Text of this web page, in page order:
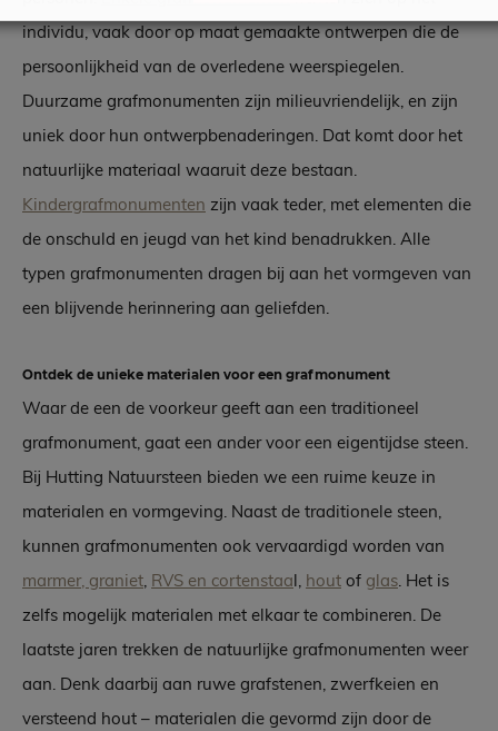
individu, vaak door op maat gemaakte ontwerpen die de
persoonlijkheid van de overledene weerspiegelen.
Duurzame grafmonumenten zijn milieuvriendelijk, en zijn
uniek door hun ontwerpbenaderingen. Dat komt door het
natuurlijke materiaal waaruit deze bestaan.
Kindergrafmonumenten zijn vaak teder, met elementen die
de onschuld en jeugd van het kind benadrukken. Alle
typen grafmonumenten dragen bij aan het vormgeven van
een blijvende herinnering aan geliefden.
Ontdek de unieke materialen voor een grafmonument
Waar de een de voorkeur geeft aan een traditioneel
grafmonument, gaat een ander voor een eigentijdse steen.
Bij Hutting Natuursteen bieden we een ruime keuze in
materialen en vormgeving. Naast de traditionele steen,
kunnen grafmonumenten ook vervaardigd worden van
marmer, graniet, RVS en cortenstaal, hout of glas. Het is
zelfs mogelijk materialen met elkaar te combineren. De
laatste jaren trekken de natuurlijke grafmonumenten weer
aan. Denk daarbij aan ruwe grafstenen, zwerfkeien en
versteend hout – materialen die gevormd zijn door de